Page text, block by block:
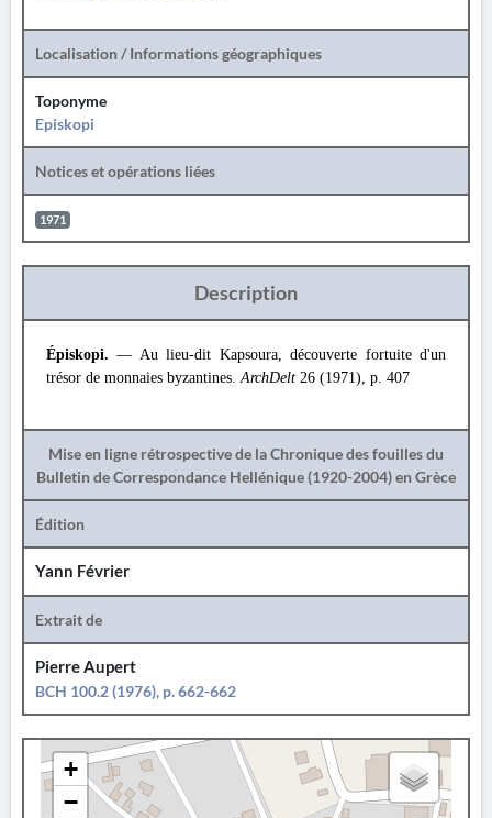
Localisation / Informations géographiques
Toponyme
Episkopi
Notices et opérations liées
1971
Description
Épiskopi. — Au lieu-dit Kapsoura, découverte fortuite d'un
trésor de monnaies byzantines.ArchDelt 26 (1971), p. 407
Mise en ligne rétrospective de la Chronique des fouilles du
Bulletin de Correspondance Hellénique (1920-2004) en Grèce
Édition
Yann Février
Extrait de
Pierre Aupert
BCH 100.2 (1976), p. 662-662
+
−